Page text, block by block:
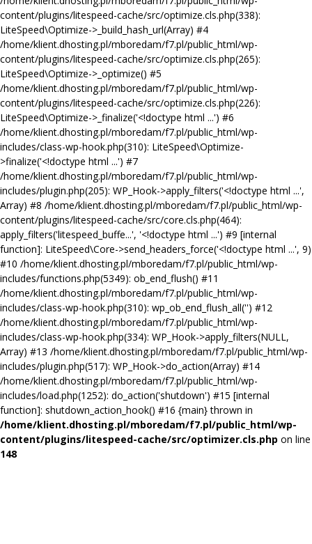
content/plugins/litespeed-cache/src/optimize.cls.php(338):
LiteSpeed\Optimize->_build_hash_url(Array) #4
/home/klient.dhosting.pl/mboredam/f7.pl/public_html/wp-
content/plugins/litespeed-cache/src/optimize.cls.php(265):
LiteSpeed\Optimize->_optimize() #5
/home/klient.dhosting.pl/mboredam/f7.pl/public_html/wp-
content/plugins/litespeed-cache/src/optimize.cls.php(226):
LiteSpeed\Optimize->_finalize('<!doctype html ...') #6
/home/klient.dhosting.pl/mboredam/f7.pl/public_html/wp-
includes/class-wp-hook.php(310): LiteSpeed\Optimize-
>finalize('<!doctype html ...') #7
/home/klient.dhosting.pl/mboredam/f7.pl/public_html/wp-
includes/plugin.php(205): WP_Hook->apply_filters('<!doctype html ...',
Array) #8 /home/klient.dhosting.pl/mboredam/f7.pl/public_html/wp-
content/plugins/litespeed-cache/src/core.cls.php(464):
apply_filters('litespeed_buffe...', '<!doctype html ...') #9 [internal
function]: LiteSpeed\Core->send_headers_force('<!doctype html ...', 9)
#10 /home/klient.dhosting.pl/mboredam/f7.pl/public_html/wp-
includes/functions.php(5349): ob_end_flush() #11
/home/klient.dhosting.pl/mboredam/f7.pl/public_html/wp-
includes/class-wp-hook.php(310): wp_ob_end_flush_all('') #12
/home/klient.dhosting.pl/mboredam/f7.pl/public_html/wp-
includes/class-wp-hook.php(334): WP_Hook->apply_filters(NULL,
Array) #13 /home/klient.dhosting.pl/mboredam/f7.pl/public_html/wp-
includes/plugin.php(517): WP_Hook->do_action(Array) #14
/home/klient.dhosting.pl/mboredam/f7.pl/public_html/wp-
includes/load.php(1252): do_action('shutdown') #15 [internal
function]: shutdown_action_hook() #16 {main} thrown in
/home/klient.dhosting.pl/mboredam/f7.pl/public_html/wp-
content/plugins/litespeed-cache/src/optimizer.cls.php on line
148